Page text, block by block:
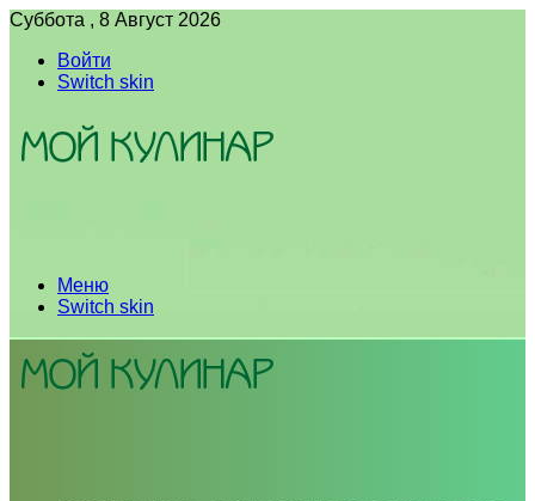
Суббота , 8 Август 2026
Войти
Switch skin
Меню
Switch skin